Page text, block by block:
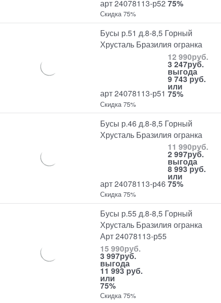
арт 24078113-р52 75%
Скидка 75%
Бусы р.51 д.8-8,5 Горный
Хрусталь Бразилия огранка
арт 24078113-р51
12 990руб.
3 247руб.
выгода
9 743 руб.
или
75%
Скидка 75%
Бусы р.46 д.8-8,5 Горный
Хрусталь Бразилия огранка
арт 24078113-р46
11 990руб.
2 997руб.
выгода
8 993 руб.
или
75%
Скидка 75%
Бусы р.55 д.8-8,5 Горный
Хрусталь Бразилия огранка
Арт 24078113-р55
15 990руб.
3 997руб.
выгода
11 993 руб.
или
75%
Скидка 75%